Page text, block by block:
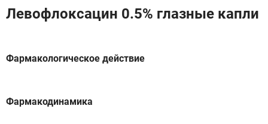
Левофлоксацин 0.5% глазные капли
Фармакологическое действие
Фармакодинамика